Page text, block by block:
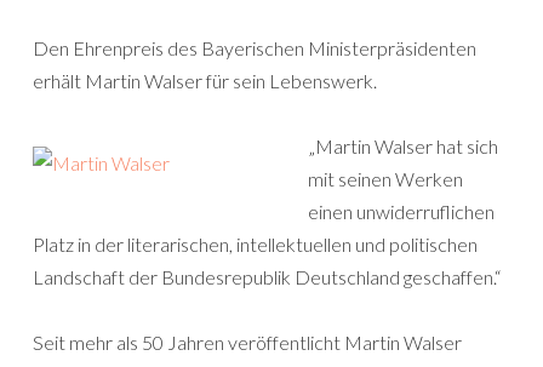
Den Ehrenpreis des Bayerischen Ministerpräsidenten
erhält Martin Walser für sein Lebenswerk.
„Martin Walser hat sich
mit seinen Werken
einen unwiderruflichen
Platz in der literarischen, intellektuellen und politischen
Landschaft der Bundesrepublik Deutschland geschaffen.“
Seit mehr als 50 Jahren veröffentlicht Martin Walser